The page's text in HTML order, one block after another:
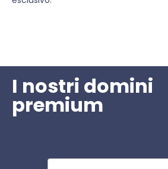
I nostri domini
premium